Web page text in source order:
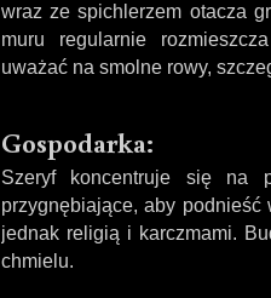
wraz ze spichlerzem otacza
muru regularnie
uważać na smolne rowy,
Gospodarka:
Szeryf koncentruje się na
przygnębiające, aby
jednak religią i karczmami.
chmielu.